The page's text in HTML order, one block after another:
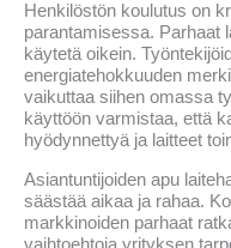
Henkilöstön koulutus on
parantamisessa. Parhaat
käytetä oikein.
energiatehokkuuden
vaikuttaa siihen omassa
käyttöön varmistaa, että
hyödynnettyä ja laitteet
Asiantuntijoiden apu
säästää aikaa ja rahaa.
markkinoiden parhaat